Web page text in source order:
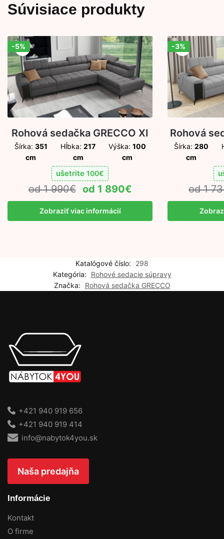
Súvisiace produkty
Zľava!
-5%
Rohová sedačka GRECCO XI
Šírka: 351
cm
Hĺbka: 217
cm
Výška: 100
cm
ušetrite 100€
1 990€ 1 890€
Zobraziť viac informácií
Zľava!
-3%
Rohová
Šírka: 280
cm
1
Katalógové číslo:
298
Kategória:
Rohové sedacie súpravy
Značka:
Rohová sedačka GRECCO
+421 940 919 656
+421 940 919 414
info@nabytok4you.sk
Naša predajňa
Informácie
Kontakt
O firme